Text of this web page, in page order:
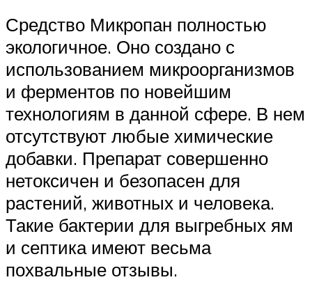
Средство Микропан полностью
экологичное. Оно создано с
использованием микроорганизмов
и ферментов по новейшим
технологиям в данной сфере. В нем
отсутствуют любые химические
добавки. Препарат совершенно
нетоксичен и безопасен для
растений, животных и человека.
Такие бактерии для выгребных ям
и септика имеют весьма
похвальные отзывы.